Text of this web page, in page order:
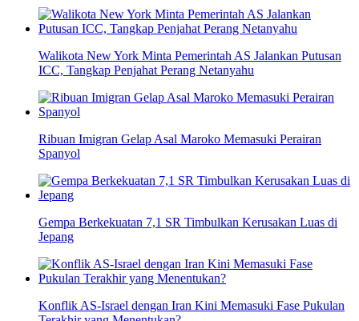
Walikota New York Minta Pemerintah AS Jalankan Putusan
ICC, Tangkap Penjahat Perang Netanyahu
Ribuan Imigran Gelap Asal Maroko Memasuki Perairan
Spanyol
Gempa Berkekuatan 7,1 SR Timbulkan Kerusakan Luas di
Jepang
Konflik AS-Israel dengan Iran Kini Memasuki Fase Pukulan